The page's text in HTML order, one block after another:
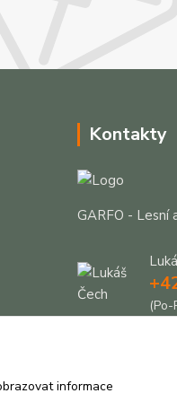
Kontakty
GARFO - Lesní
informace